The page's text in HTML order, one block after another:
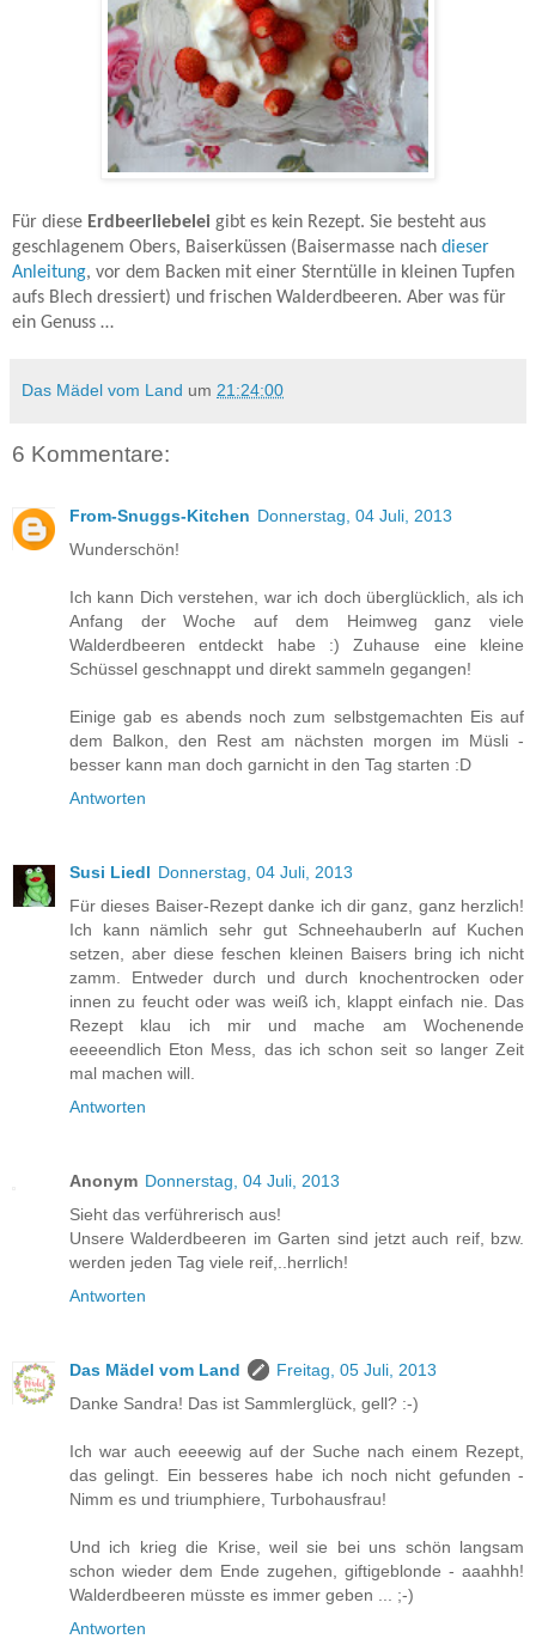
Für diese Erdbeerliebelei gibt es kein Rezept. Sie besteht aus
geschlagenem Obers, Baiserküssen (Baisermasse nach dieser
Anleitung, vor dem Backen mit einer Sterntülle in kleinen Tupfen
aufs Blech dressiert) und frischen Walderdbeeren. Aber was für
ein Genuss …
Das Mädel vom Land um 21:24:00
6 Kommentare:
From-Snuggs-Kitchen Donnerstag, 04 Juli, 2013
Wunderschön!
Ich kann Dich verstehen, war ich doch überglücklich, als ich
Anfang der Woche auf dem Heimweg ganz viele
Walderdbeeren entdeckt habe :) Zuhause eine kleine
Schüssel geschnappt und direkt sammeln gegangen!
Einige gab es abends noch zum selbstgemachten Eis auf
dem Balkon, den Rest am nächsten morgen im Müsli -
besser kann man doch garnicht in den Tag starten :D
Antworten
Susi Liedl Donnerstag, 04 Juli, 2013
Für dieses Baiser-Rezept danke ich dir ganz, ganz herzlich!
Ich kann nämlich sehr gut Schneehauberln auf Kuchen
setzen, aber diese feschen kleinen Baisers bring ich nicht
zamm. Entweder durch und durch knochentrocken oder
innen zu feucht oder was weiß ich, klappt einfach nie. Das
Rezept klau ich mir und mache am Wochenende
eeeeendlich Eton Mess, das ich schon seit so langer Zeit
mal machen will.
Antworten
Anonym Donnerstag, 04 Juli, 2013
Sieht das verführerisch aus!
Unsere Walderdbeeren im Garten sind jetzt auch reif, bzw.
werden jeden Tag viele reif,..herrlich!
Antworten
Das Mädel vom Land
Freitag, 05 Juli, 2013
Danke Sandra! Das ist Sammlerglück, gell? :-)
Ich war auch eeeewig auf der Suche nach einem Rezept,
das gelingt. Ein besseres habe ich noch nicht gefunden -
Nimm es und triumphiere, Turbohausfrau!
Und ich krieg die Krise, weil sie bei uns schön langsam
schon wieder dem Ende zugehen, giftigeblonde - aaahhh!
Walderdbeeren müsste es immer geben ... ;-)
Antworten